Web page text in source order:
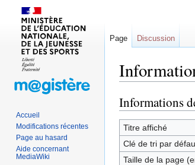
Sauter
à
la
navigation
Sauter
à
la
recherche
Informations
Titre affiché
Clé de tri par
Taille de la page
Page Discussion
Accueil
Modifications récentes
Page au hasard
Aide concernant
MediaWiki